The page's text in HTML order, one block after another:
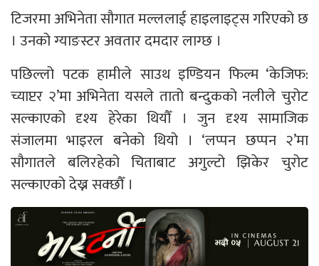
टिजरमा अभिनेता सौगात मल्ललाई हाइलाइट्स गरिएको छ
। उनको ग्याङस्टर अवतार दमदार लाग्छ ।
पछिल्लो पटक हामीले साउथ इण्डियन फिल्म ‘केजिफ:
च्याप्टर २’मा अभिनेता यसले तातो बन्दुकको नलीले चुरोट
सल्काएको दृश्य हेरेका थियौँ । जुन दृश्य सामाजिक
संजालमा भाइरल बनेको थियो । ‘लप्पन छप्पन २’मा
सौगातले बलिरहेको चिताबाट अगुल्टो झिकेर चुरोट
सल्काएको देख्न सक्छौँ ।